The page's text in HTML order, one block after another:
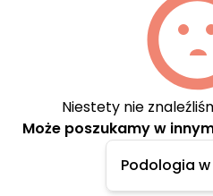
Niestety nie
Może poszukamy w
Podologia